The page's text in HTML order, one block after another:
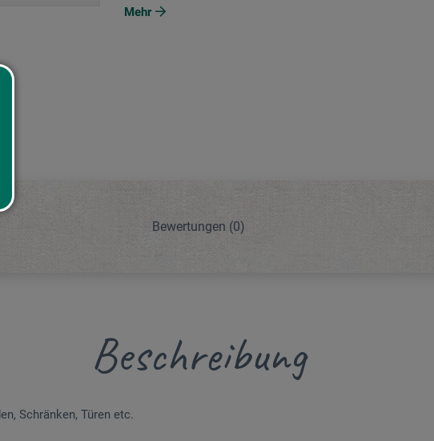
Mehr
Bewertungen (0)
Beschreibung
Schränken, Türen etc.